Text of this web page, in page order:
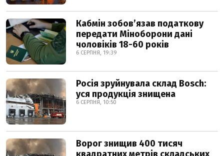
Кабмін зобовʼязав податкову
передати Міноборони дані
чоловіків 18-60 років
6 СЕРПНЯ, 19:39
Росія зруйнувала склад Bosch:
уся продукція знищена
6 СЕРПНЯ, 10:50
Ворог знищив 400 тисяч